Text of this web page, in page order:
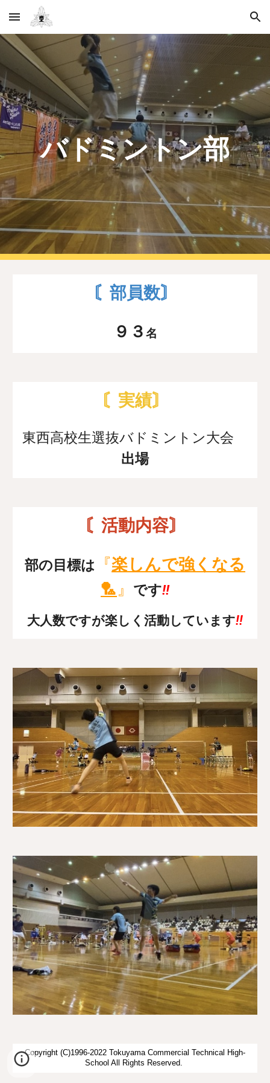
Skip to main content Skip to navigation
バドミントン部
〘部員数〙
９３ 名
〘実績〙
東西高校生選抜バドミントン大会
出場
〘活動内容〙
部の目標は 『楽しんで強くなる
🏸』 です!!
大人数ですが楽しく活動しています!!
Copyright (C)1996-2022 Tokuyama Commercial Technical High-
School All Rights Reserved.